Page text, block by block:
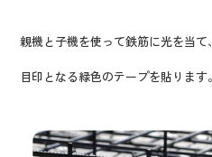
親機と子機を使って鉄筋に光を当て、
目印となる緑色のテープを貼ります。